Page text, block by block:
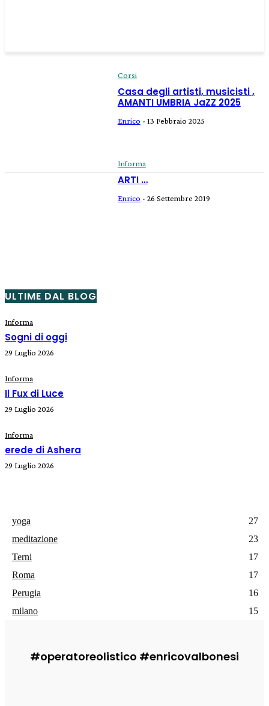
Corsi
Casa degli artisti, musicisti ,
AMANTI UMBRIA JaZZ 2025
Enrico - 13 Febbraio 2025
Informa
ARTI …
Enrico - 26 Settembre 2019
ULTIME DAL BLOG
Informa
Sogni di oggi
29 Luglio 2026
Informa
Il Fux di Luce
29 Luglio 2026
Informa
erede di Ashera
29 Luglio 2026
yoga
27
meditazione
23
Terni
17
Roma
17
Perugia
16
milano
15
#operatoreolistico #enricovalbonesi